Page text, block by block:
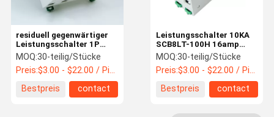
Gleichstromleistungsschalter
DC-Überspannungsableiter
DC-Isolator-Schalter
DC-Sicherungs-Halter
Leistungsschalter 10KA
SCB8LT-100H 16amp
RCBO
MOQ:30-teilig/Stücke
Preis:$3.00 - $22.00 / Piece
Bestpreis
contact
residuell gegenwärtiger
Leistungsschalter 1P
SCB8LE 30mA mit
Überstrom-Schutz
MOQ:30-teilig/Stücke
Preis:$3.00 - $22.00 / Piece
Bestpreis
contact